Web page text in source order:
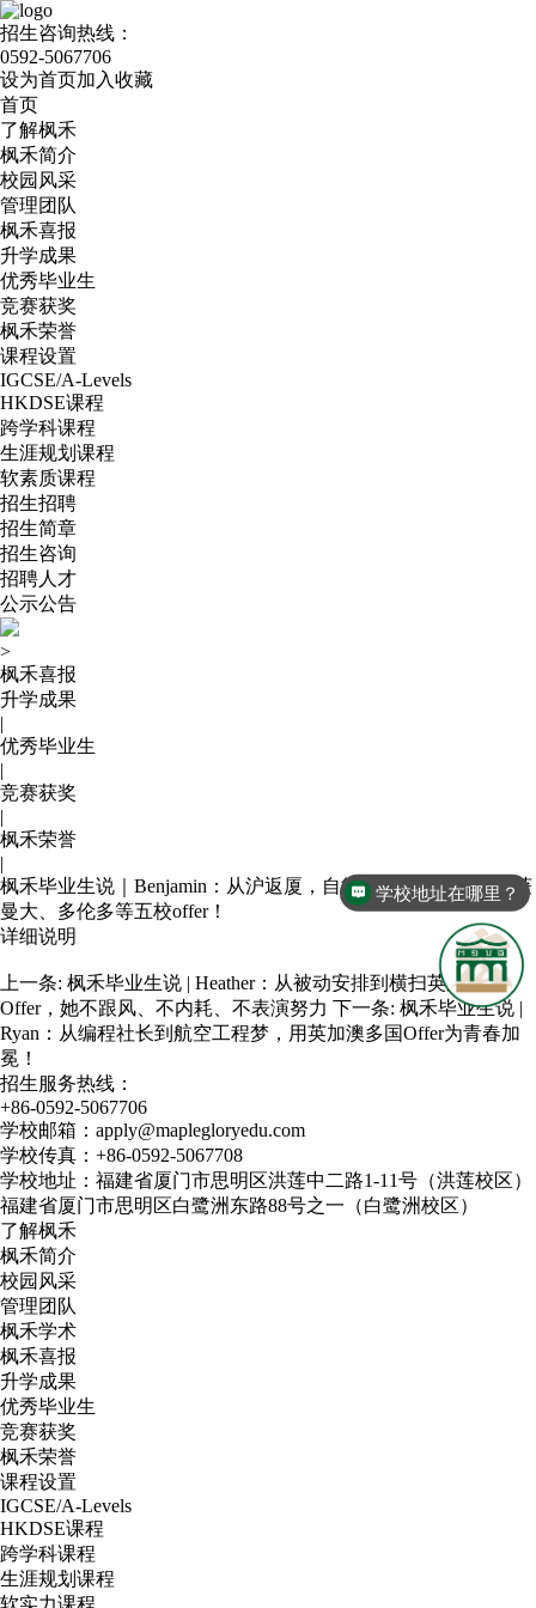
招生咨询热线：
0592-5067706
设为首页加入收藏
首页
了解枫禾
枫禾简介
校园风采
管理团队
枫禾喜报
升学成果
优秀毕业生
竞赛获奖
枫禾荣誉
课程设置
IGCSE/A-Levels
HKDSE课程
跨学科课程
生涯规划课程
软素质课程
招生招聘
招生简章
招生咨询
招聘人才
公示公告
>
枫禾喜报
升学成果
|
优秀毕业生
|
竞赛获奖
|
枫禾荣誉
|
枫禾毕业生说｜Benjamin：从沪返厦，自律少年笃行破茧，斩获
曼大、多伦多等五校offer！
详细说明
上一条: 枫禾毕业生说 | Heather：从被动安排到横扫英加Top校
Offer，她不跟风、不内耗、不表演努力 下一条: 枫禾毕业生说 |
Ryan：从编程社长到航空工程梦，用英加澳多国Offer为青春加
冕！
招生服务热线：
+86-0592-5067706
学校邮箱：apply@maplegloryedu.com
学校传真：+86-0592-5067708
学校地址：福建省厦门市思明区洪莲中二路1-11号（洪莲校区）
福建省厦门市思明区白鹭洲东路88号之一（白鹭洲校区）
了解枫禾
枫禾简介
校园风采
管理团队
枫禾学术
枫禾喜报
升学成果
优秀毕业生
竞赛获奖
枫禾荣誉
课程设置
IGCSE/A-Levels
HKDSE课程
跨学科课程
生涯规划课程
软实力课程
学校地址在哪里？